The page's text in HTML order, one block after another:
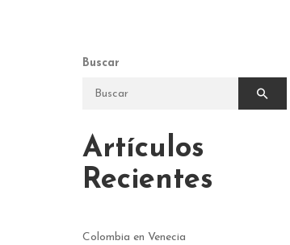
Buscar
Artículos
Recientes
Colombia en Venecia